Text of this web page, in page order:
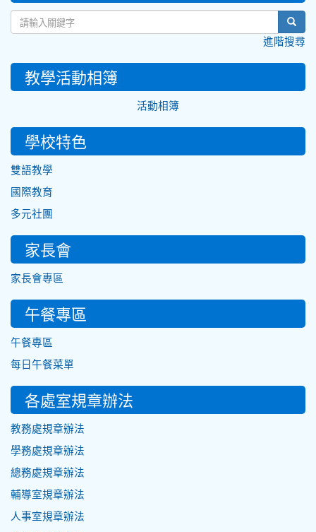
進階搜尋
教學活動相簿
活動相簿
學校特色
雙語教學
國際教育
多元社團
家長會
家長會專區
午餐專區
午餐專區
每日午餐菜單
各處室規章辦法
教務處規章辦法
學務處規章辦法
總務處規章辦法
輔導室規章辦法
人事室規章辦法